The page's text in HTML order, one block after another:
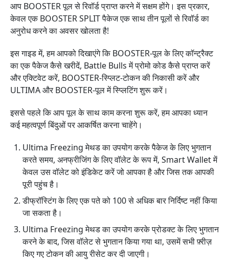
आप BOOSTER पूल से रिवॉर्ड प्राप्त करने में सक्षम होंगे। इस प्रकार,
केवल एक BOOSTER SPLIT पैकेज एक साथ तीन पूलों से रिवॉर्ड का
अनुरोध करने का अवसर खोलता है!
इस गाइड में, हम आपको दिखाएंगे कि BOOSTER-पूल के लिए कॉन्ट्रैक्ट
का एक पैकेज कैसे खरीदें, Battle Bulls में प्रोमो कोड कैसे प्राप्त करें
और एक्टिवेट करें, BOOSTER-स्प्लिट-टोकन की निकासी करें और
ULTIMA और BOOSTER-पूल में स्प्लिटिंग शुरू करें।
इससे पहले कि आप पूल के साथ काम करना शुरू करें, हम आपका ध्यान
कई महत्वपूर्ण बिंदुओं पर आकर्षित करना चाहेंगे।
Ultima Freezing मेथड का उपयोग करके पैकेज के लिए भुगतान
करते समय, अनफ्रीजिंग के लिए वॉलेट के रूप में, Smart Wallet में
केवल उस वॉलेट को इंडिकेट करें जो आपका है और जिस तक आपकी
पूरी पहुंच है।
डीफ्रॉस्टिंग के लिए एक पते को 100 से अधिक बार निर्दिष्ट नहीं किया
जा सकता है।
Ultima Freezing मेथड का उपयोग करके प्रोडक्ट के लिए भुगतान
करने के बाद, जिस वॉलेट से भुगतान किया गया था, उसमें सभी फ़्रीज़
किए गए टोकन की आयु रीसेट कर दी जाएगी।